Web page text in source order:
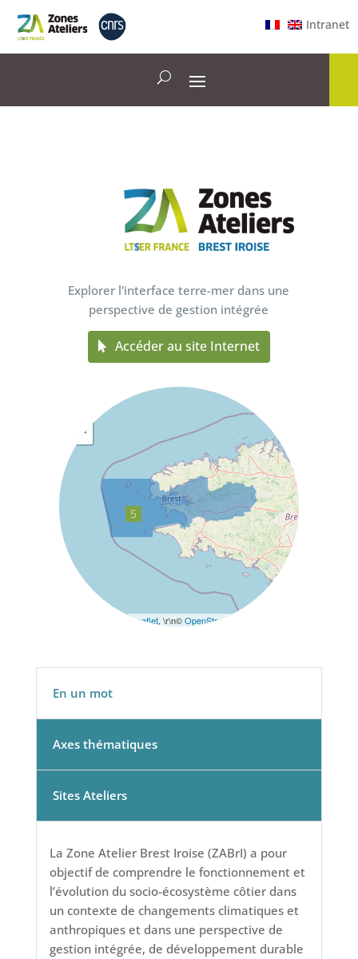
Intranet
Explorer l'interface terre-mer dans une
perspective de gestion intégrée
Accéder au site Internet
−
Leaflet, \r\n©OpenStreetMap
En un mot
Axes thématiques
Sites Ateliers
La Zone Atelier Brest Iroise (ZABrI) a pour
objectif de comprendre le fonctionnement et
l’évolution du socio-écosystème côtier dans
un contexte de changements climatiques et
anthropiques et dans une perspective de
gestion intégrée, de développement durable